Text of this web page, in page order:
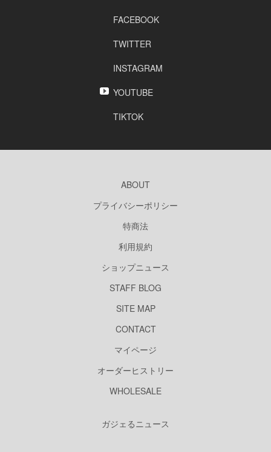
FACEBOOK
TWITTER
INSTAGRAM
YOUTUBE
TIKTOK
ABOUT
プライバシーポリシー
特商法
利用規約
ショップニュース
STAFF BLOG
SITE MAP
CONTACT
マイページ
オーダーヒストリー
WHOLESALE
ガジェるニュース